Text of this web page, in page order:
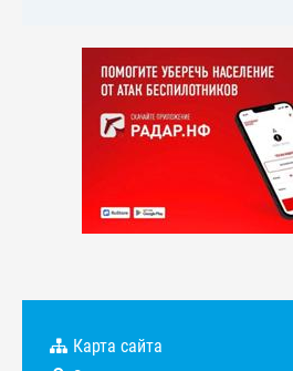
Карта сайта